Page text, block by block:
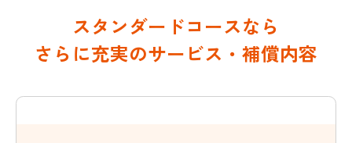
スタンダードコースなら
さらに充実のサービス・補償内容